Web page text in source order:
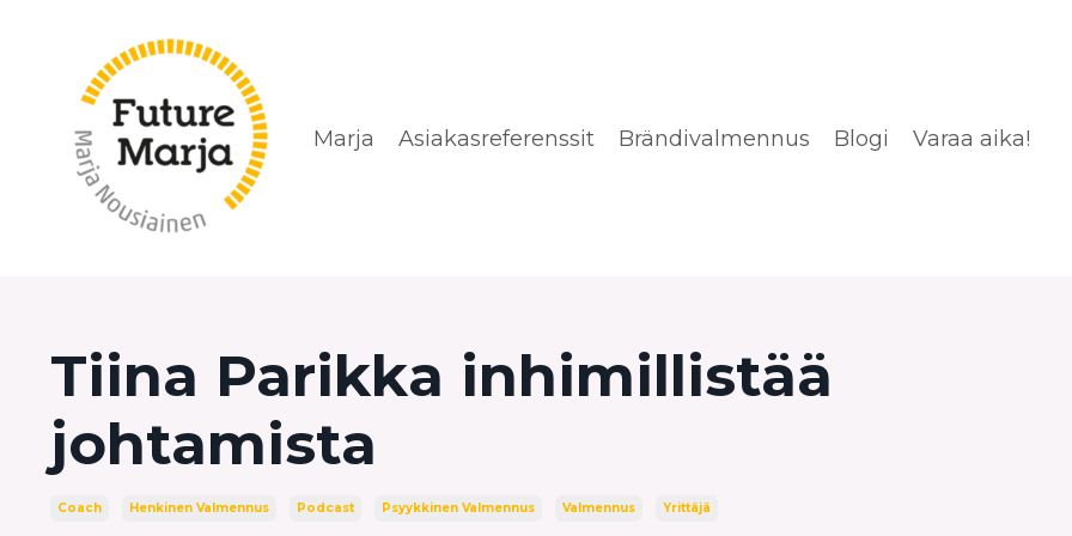
Marja Asiakasreferenssit Brändivalmennus Blogi Varaa aika!
Tiina Parikka inhimillistää
johtamista
Coach Henkinen Valmennus Podcast Psyykkinen Valmennus Valmennus Yrittäjä